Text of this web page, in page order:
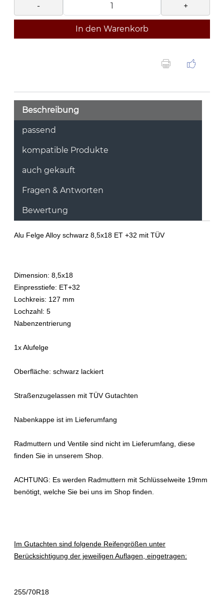
- +
In den Warenkorb
Beschreibung
passend
kompatible Produkte
auch gekauft
Fragen & Antworten
Bewertung
Alu Felge Alloy schwarz 8,5x18 ET +32 mit TÜV
Dimension: 8,5x18
Einpresstiefe: ET+32
Lochkreis: 127 mm
Lochzahl: 5
Nabenzentrierung
1x Alufelge
Oberfläche: schwarz lackiert
Straßenzugelassen mit TÜV Gutachten
Nabenkappe ist im Lieferumfang
Radmuttern und Ventile sind nicht im Lieferumfang, diese
finden Sie in unserem Shop.
ACHTUNG: Es werden Radmuttern mit Schlüsselweite 19mm
benötigt, welche Sie bei uns im Shop finden.
Im Gutachten sind folgende Reifengrößen unter
Berücksichtigung der jeweiligen Auflagen, eingetragen:
255/70R18